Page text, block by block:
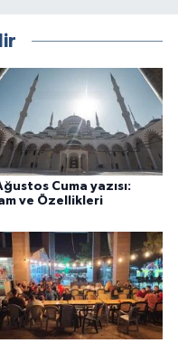
Cuma yazısı:
ve Özellikleri